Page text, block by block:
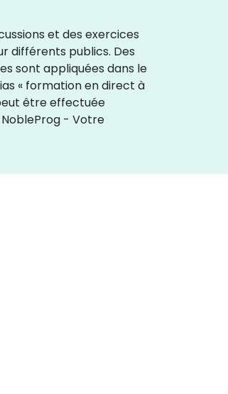
et des exercices
différents publics. Des
sont appliquées dans le
« formation en direct à
être effectuée
- Votre